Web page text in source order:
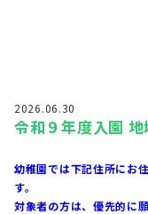
2026.06.30
令和９年度入園
幼稚園では下記住所にお
す。
対象者の方は、優先的に